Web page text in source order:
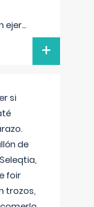
ejer...
+
si
de
foir
trozos,